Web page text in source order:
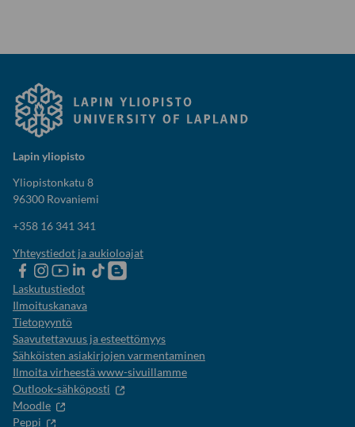
Lapin yliopisto
Yliopistonkatu 8
96300 Rovaniemi
+358 16 341 341
Yhteystiedot ja aukioloajat
Lapin
yliopiston
Facebook
Lapin
yliopiston
instagram-
tili
Lapin
yliopiston
Youtube-
kanava
Lapin
yliopisto
Linkedinissä
LapinOpiskelijaelämää-
Laskutustiedot
Ilmoituskanava
Tietopyyntö
Saavutettavuus ja esteettömyys
Sähköisten asiakirjojen varmentaminen
Ilmoita virheestä www-sivuillamme
Outlook-sähköposti
Moodle
Peppi